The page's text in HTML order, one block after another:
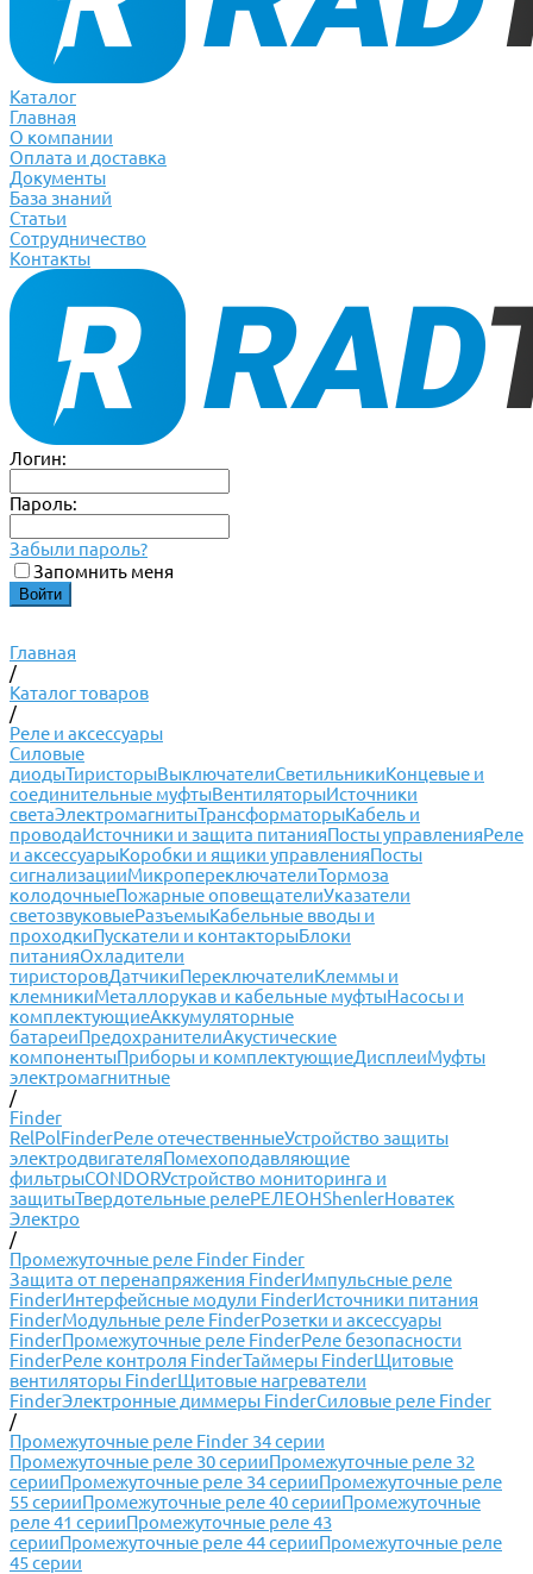
Каталог
Главная
О компании
Оплата и доставка
Документы
База знаний
Статьи
Сотрудничество
Контакты
Логин:
Пароль:
Забыли пароль?
Запомнить меня
Главная
/
Каталог товаров
/
Реле и аксессуары
Силовые
диодыТиристорыВыключателиСветильникиКонцевые и
соединительные муфтыВентиляторыИсточники
светаЭлектромагнитыТрансформаторыКабель и
проводаИсточники и защита питанияПосты управленияРеле
и аксессуарыКоробки и ящики управленияПосты
сигнализацииМикропереключателиТормоза
колодочныеПожарные оповещателиУказатели
светозвуковыеРазъемыКабельные вводы и
проходкиПускатели и контакторыБлоки
питанияОхладители
тиристоровДатчикиПереключателиКлеммы и
клемникиМеталлорукав и кабельные муфтыНасосы и
комплектующиеАккумуляторные
батареиПредохранителиАкустические
компонентыПриборы и комплектующиеДисплеиМуфты
электромагнитные
/
Finder
RelPolFinderРеле отечественныеУстройство защиты
электродвигателяПомехоподавляющие
фильтрыCONDORУстройство мониторинга и
защитыТвердотельные релеРЕЛЕОНShenlerНоватек
Электро
/
Промежуточные реле Finder Finder
Защита от перенапряжения FinderИмпульсные реле
FinderИнтерфейсные модули FinderИсточники питания
FinderМодульные реле FinderРозетки и аксессуары
FinderПромежуточные реле FinderРеле безопасности
FinderРеле контроля FinderТаймеры FinderЩитовые
вентиляторы FinderЩитовые нагреватели
FinderЭлектронные диммеры FinderСиловые реле Finder
/
Промежуточные реле Finder 34 серии
Промежуточные реле 30 серииПромежуточные реле 32
серииПромежуточные реле 34 серииПромежуточные реле
55 серииПромежуточные реле 40 серииПромежуточные
реле 41 серииПромежуточные реле 43
серииПромежуточные реле 44 серииПромежуточные реле
45 серии